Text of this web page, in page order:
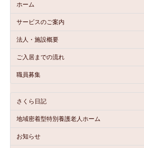
ホーム
サービスのご案内
法人・施設概要
ご入居までの流れ
職員募集
さくら日記
地域密着型特別養護老人ホーム
お知らせ